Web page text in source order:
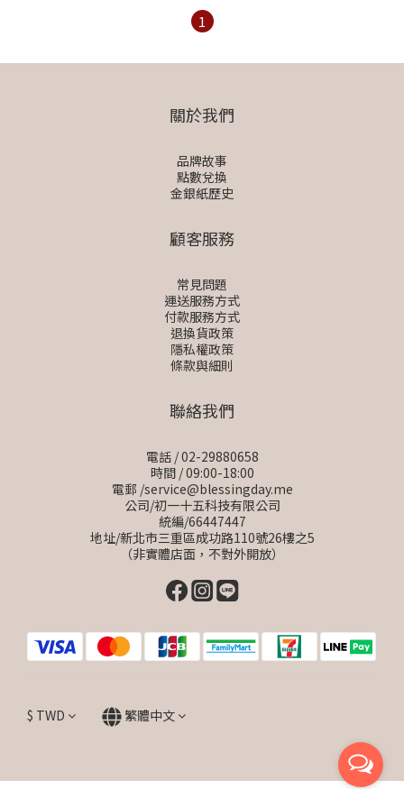
1
關於我們
品牌故事
點數兌換
金銀紙歷史
顧客服務
常見問題
運送服務方式
付款服務方式
退換貨政策
隱私權政策
條款與細則
聯絡我們
電話 / 02-29880658
時間 / 09:00-18:00
電郵 /service@blessingday.me
公司/初一十五科技有限公司
統編/66447447
地址/新北市三重區成功路110號26樓之5
（非實體店面，不對外開放）
$ TWD 繁體中文